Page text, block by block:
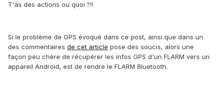
T'as des actions ou quoi ?!!
Si le problème de GPS évoqué dans ce post, ainsi que dans un
des commentaires de cet article pose des soucis, alors une
façon peu chère de récupérer les infos GPS d'un FLARM vers un
appareil Android, est de rendre le FLARM Bluetooth.